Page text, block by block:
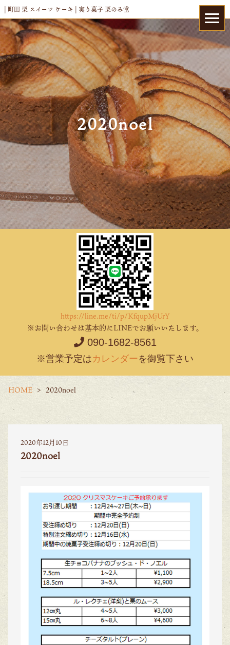
| 町田 栗 スイーツ ケーキ | 実り菓子 栗のみ堂
2020noel
https://line.me/ti/p/KfqupMjUrY
※お問い合わせは基本的にLINEでお願いいたします。
090-1682-8561
※営業予定はカレンダーを御覧下さい
HOME 2020noel
2020年12月10日
2020noel